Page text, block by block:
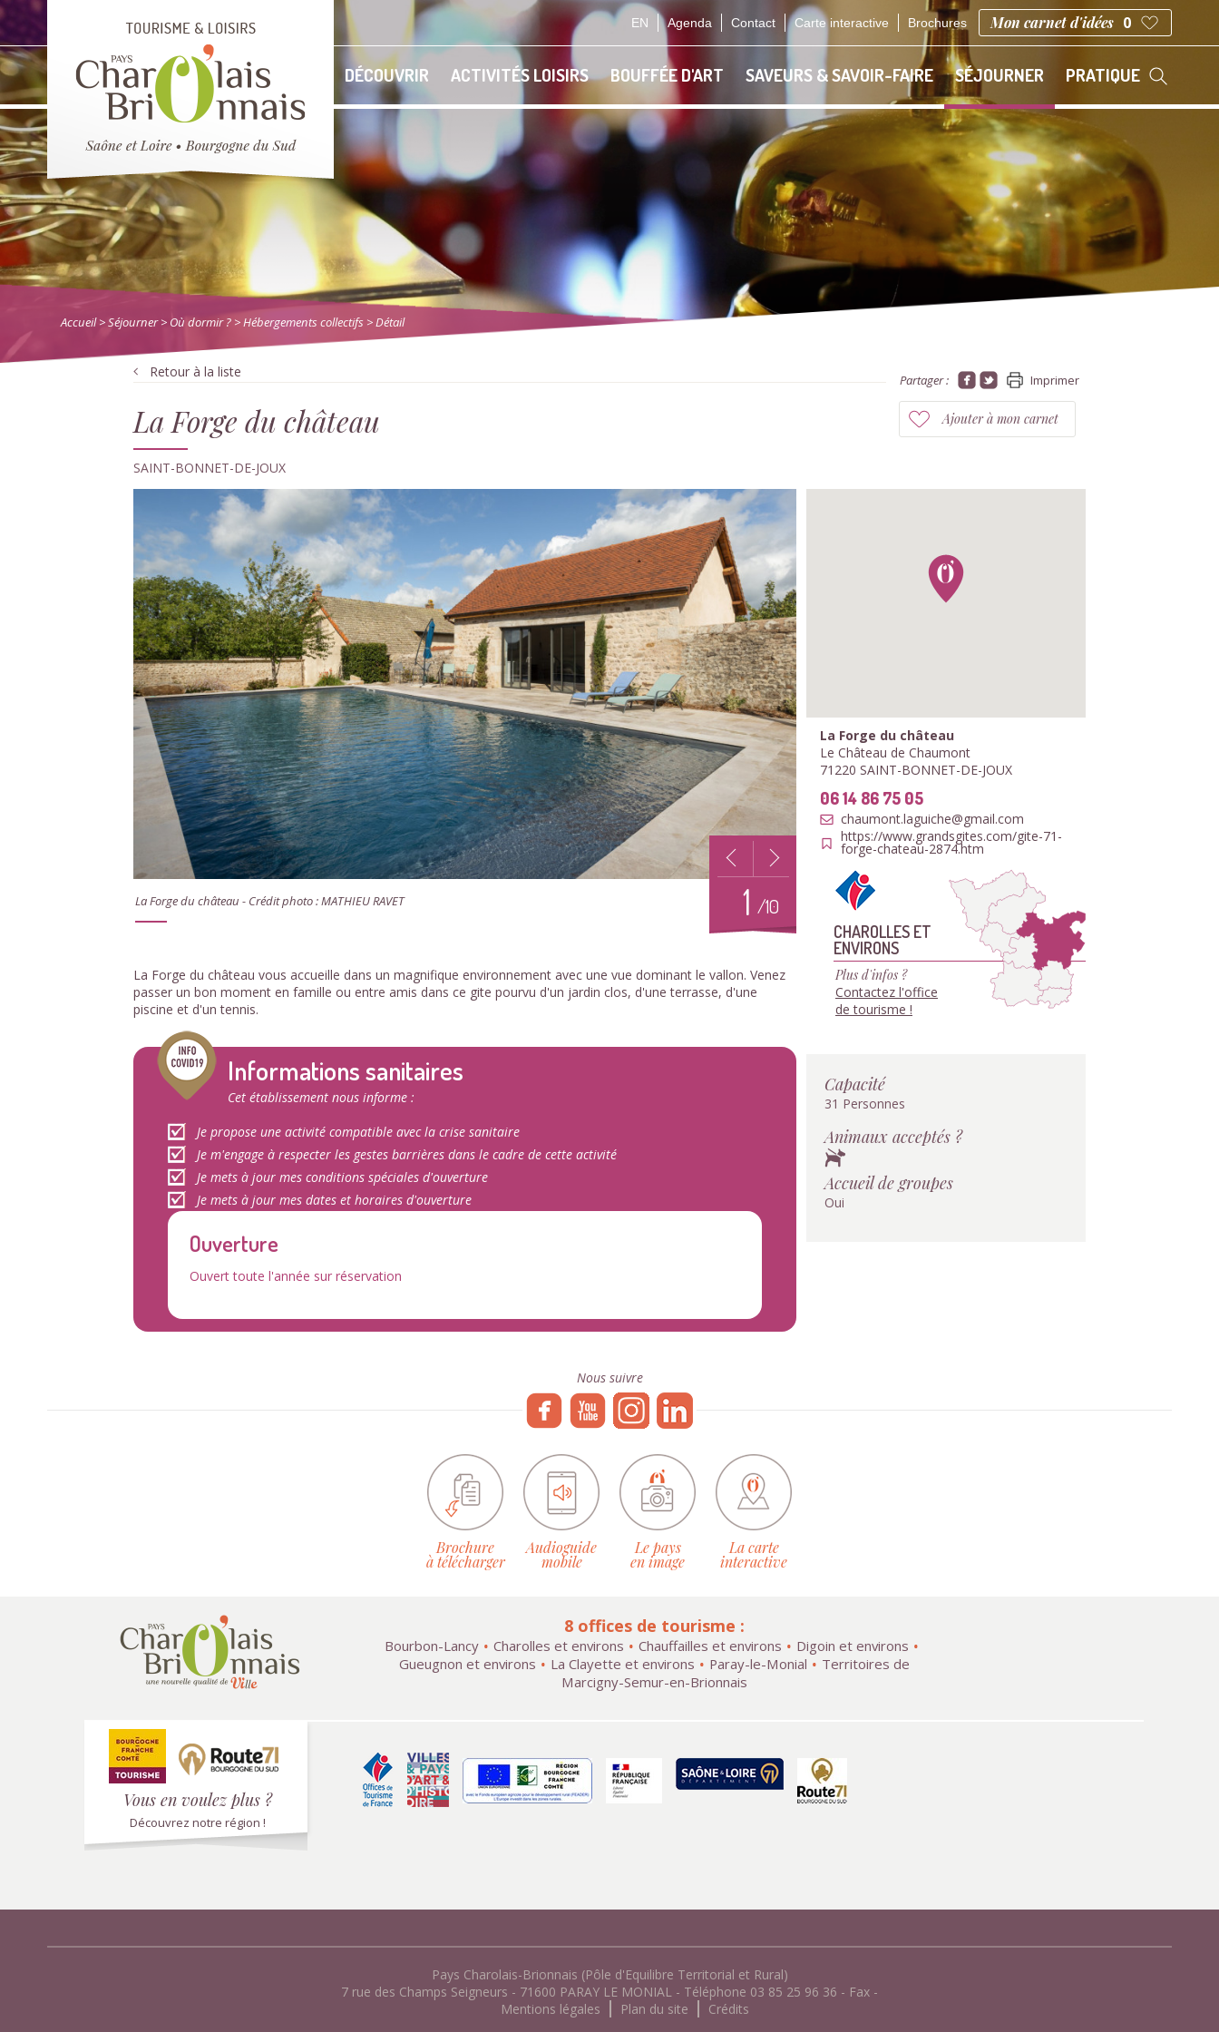
EN Agenda Contact Carte interactive Brochures Mon carnet d'idées 0
DÉCOUVRIR ACTIVITÉS LOISIRS BOUFFÉE D'ART SAVEURS & SAVOIR-FAIRE SÉJOURNER PRATIQUE
Accueil> Séjourner> Où dormir ? >Hébergements collectifs > Détail
Retour à la liste Partager : Imprimer
La Forge du château
SAINT-BONNET-DE-JOUX
Ajouter à mon carnet
La Forge du château - Crédit photo : MATHIEU RAVET 1 /10
La Forge du château vous accueille dans un magnifique environnement avec une vue dominant le vallon. Venez
passer un bon moment en famille ou entre amis dans ce gite pourvu d'un jardin clos, d'une terrasse, d'une
piscine et d'un tennis.
Informations sanitaires
Cet établissement nous informe :
Je propose une activité compatible avec la crise sanitaire
Je m'engage à respecter les gestes barrières dans le cadre de cette activité
Je mets à jour mes conditions spéciales d'ouverture
Je mets à jour mes dates et horaires d'ouverture
Ouverture
Ouvert toute l'année sur réservation
La Forge du château
Le Château de Chaumont
71220 SAINT-BONNET-DE-JOUX
06 14 86 75 05
chaumont.laguiche@gmail.com
https://www.grandsgites.com/gite-71-
forge-chateau-2874.htm
CHAROLLES ET
ENVIRONS
Plus d'infos ?
Contactez l'office
de tourisme !
Capacité
31 Personnes
Animaux acceptés ?
Accueil de groupes
Oui
Nous suivre
Brochure
à télécharger
Audioguide
mobile
Le pays
en image
La carte
interactive
8 offices de tourisme :
Bourbon-Lancy Charolles et environs Chauffailles et environs
Digoin et environs
Gueugnon et environs
La Clayette et environs Paray-le-Monial
Territoires de
Marcigny-Semur-en-Brionnais
Vous en voulez plus ?
Découvrez notre région !
Pays Charolais-Brionnais (Pôle d'Equilibre Territorial et Rural)
7 rue des Champs Seigneurs - 71600 PARAY LE MONIAL - Téléphone 03 85 25 96 36 - Fax -
Mentions légales
Plan du site Crédits